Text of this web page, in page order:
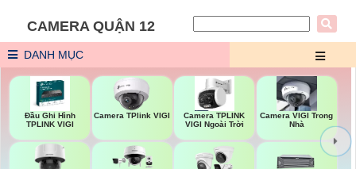
CAMERA QUẬN 12
DANH MỤC
Đầu Ghi Hình
TPLINK VIGI
Camera TPlink VIGI
Camera TPLINK
VIGI Ngoài Trời
Camera VIGI Trong
Nhà